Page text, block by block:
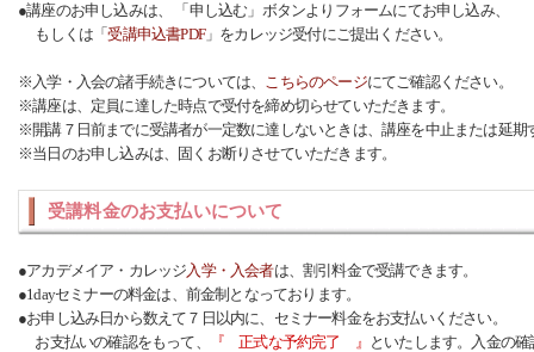
●講座のお申し込みは、 「申し込む」ボタンよりフォームにてお申し込み、
もしくは「受講申込書PDF」をカレッジ受付にご提出ください。
※入学・入会の諸手続きについては、 こちらのページにてご確認ください。
※講座は、定員に達した時点で受付を締め切らせていただきます。
※開講７日前までに受講者が一定数に達しないときは、講座を中止または延期
※当日のお申し込みは、固くお断りさせていただきます。
受講料金のお支払いについて
●アカデメイア・カレッジ入学・入会者は、割引料金で受講できます。
●1dayセミナーの料金は、前金制となっております。
●お申し込み日から数えて７日以内に、セミナー料金をお支払いください。
お支払いの確認をもって、
『 正式な予約完了 』 といたします。入金の